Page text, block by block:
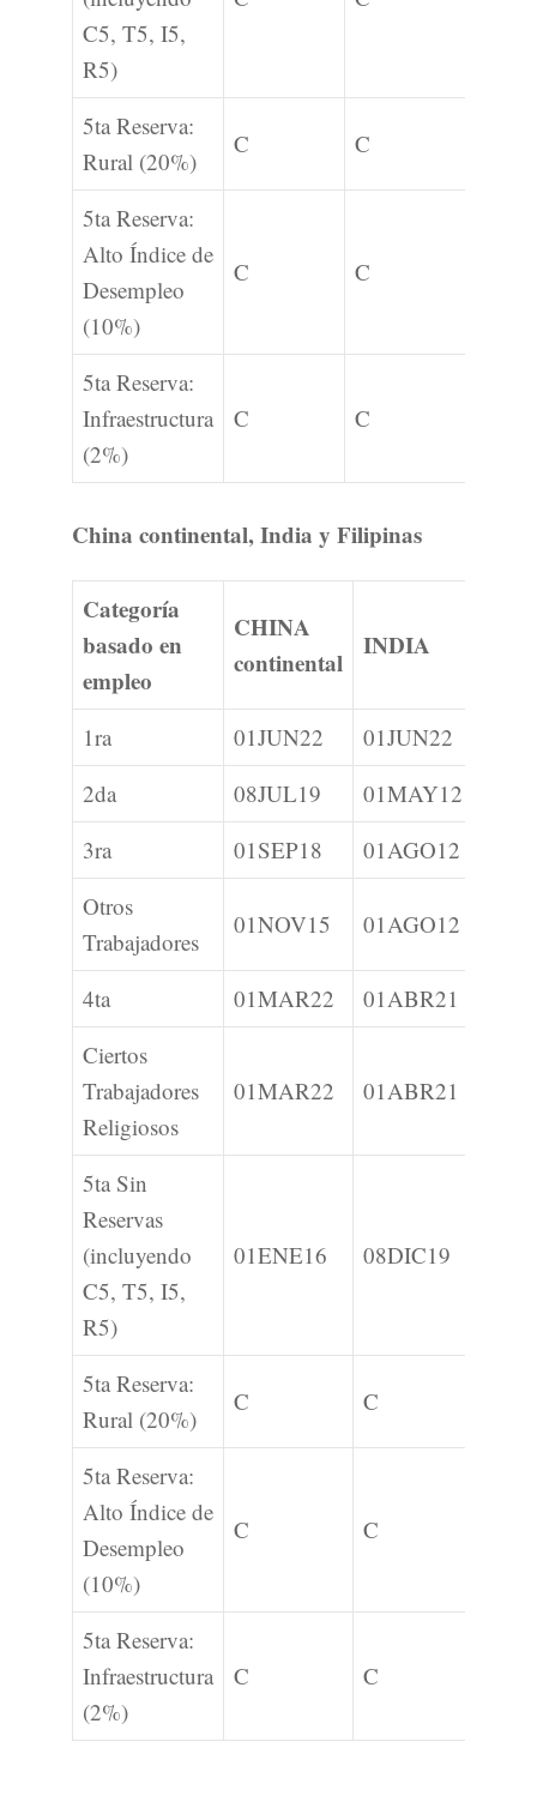
C5, T5, I5,
R5)
5ta Reserva:
Rural (20%)
C C
5ta Reserva:
Alto Índice de
Desempleo
(10%)
C C
5ta Reserva:
Infraestructura
(2%)
C C
China continental, India y Filipinas
Categoría
basado en
empleo
CHINA
continental
INDIA
1ra 01JUN22 01JUN22
2da
08JUL19 01MAY12
3ra
01SEP18 01AGO12
Otros
Trabajadores
01NOV15 01AGO12
4ta 01MAR22 01ABR21
Ciertos
Trabajadores
Religiosos
01MAR22 01ABR21
5ta Sin
Reservas
(incluyendo
C5, T5, I5,
R5)
01ENE16 08DIC19
5ta Reserva:
Rural (20%)
C C
5ta Reserva:
Alto Índice de
Desempleo
(10%)
C C
5ta Reserva:
Infraestructura
(2%)
C C